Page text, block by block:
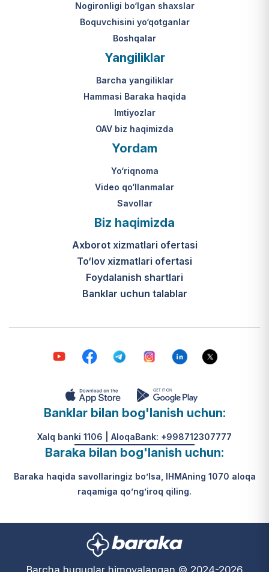
Nogironligi bo‘lgan shaxslar
Boquvchisini yo‘qotganlar
Boshqalar
Yangiliklar
Barcha yangiliklar
Hammasi Baraka haqida
Imtiyozlar
OAV biz haqimizda
Yordam
Yo‘riqnoma
Video qo‘llanmalar
Savollar
Biz haqimizda
Axborot xizmatlari ofertasi
To‘lov xizmatlari ofertasi
Foydalanish shartlari
Banklar uchun talablar
Banklar bilan bog'lanish uchun:
Xalq banki 1106 | AloqaBank: +998712307777
Baraka bilan bog'lanish uchun:
Baraka haqida savollaringiz bo’lsa, IHMAning 1070 aloqa
raqamiga qo’ng’iroq qiling.